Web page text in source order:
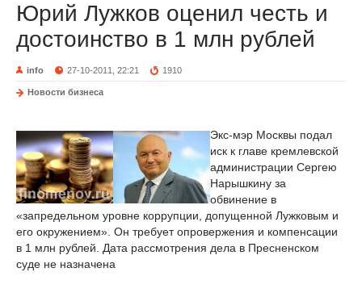
Юрий Лужков оценил честь и
достоинство в 1 млн рублей
info 27-10-2011, 22:21 1910
Новости бизнеса
Экс-мэр Москвы подал
иск к главе кремлевской
администрации Сергею
Нарышкину за
обвинение в
«запредельном уровне коррупции, допущенной Лужковым и
его окружением». Он требует опровержения и компенсации
в 1 млн рублей. Дата рассмотрения дела в Пресненском
суде не назначена